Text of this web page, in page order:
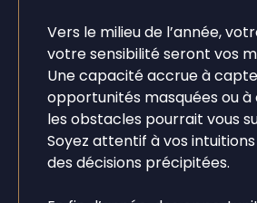
Vers le milieu de l’année,
votre sensibilité seront vos
Une capacité accrue à
opportunités masquées ou
les obstacles pourrait vous
Soyez attentif à vos
des décisions précipitées.